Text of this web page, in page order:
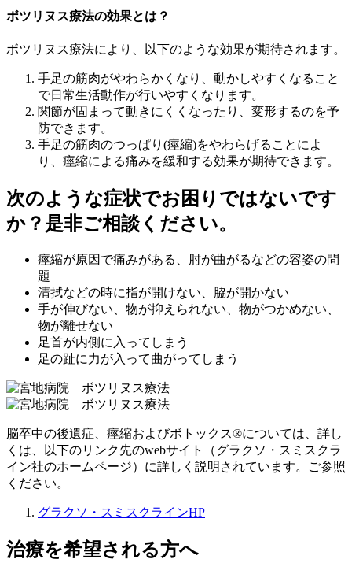
ボツリヌス療法の効果とは？
ボツリヌス療法により、以下のような効果が期待されます。
手足の筋肉がやわらかくなり、動かしやすくなること
で日常生活動作が行いやすくなります。
関節が固まって動きにくくなったり、変形するのを予
防できます。
手足の筋肉のつっぱり(痙縮)をやわらげることによ
り、痙縮による痛みを緩和する効果が期待できます。
次のような症状でお困りではないです
か？是非ご相談ください。
痙縮が原因で痛みがある、肘が曲がるなどの容姿の問
題
清拭などの時に指が開けない、脇が開かない
手が伸びない、物が抑えられない、物がつかめない、
物が離せない
足首が内側に入ってしまう
足の趾に力が入って曲がってしまう
脳卒中の後遺症、痙縮およびボトックス®については、詳し
くは、以下のリンク先のwebサイト（グラクソ・スミスクラ
イン社のホームページ）に詳しく説明されています。ご参照
ください。
グラクソ・スミスクラインHP
治療を希望される方へ